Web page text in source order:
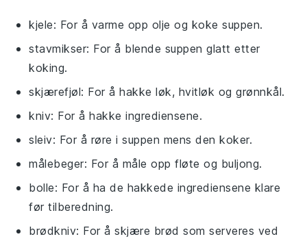
kjele: For å varme opp olje og koke suppen.
stavmikser: For å blende suppen glatt etter
koking.
skjærefjøl: For å hakke løk, hvitløk og grønnkål.
kniv: For å hakke ingrediensene.
sleiv: For å røre i suppen mens den koker.
målebeger: For å måle opp fløte og buljong.
bolle: For å ha de hakkede ingrediensene klare
før tilberedning.
brødkniv: For å skjære brød som serveres ved